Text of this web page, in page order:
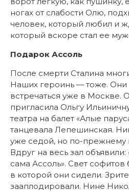
ногах от слабости Олю,
человек, который любил и
который вскоре стал ее
Подарок Ассоль
После смерти Сталина
Наших героинь — тоже.
встречаться уже в
пригласила Ольгу
театра на балет «Алые
танцевала Лепешинская.
уже седой, но по-
Вдруг на весь зал объявили:
сама Ассоль». Свет софитов
в которой они сидели.
зааплодировали. Нине